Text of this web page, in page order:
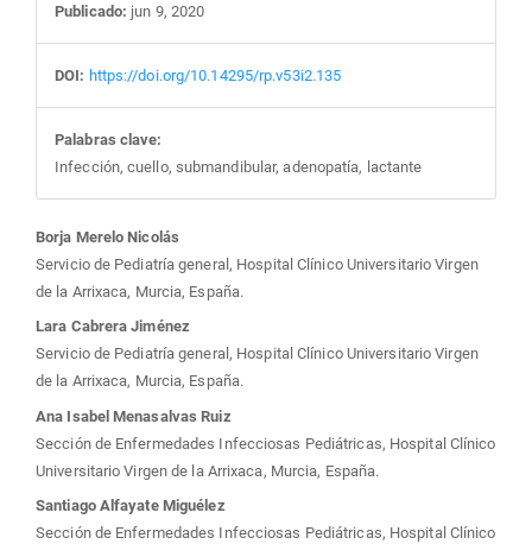
Publicado: jun 9, 2020
DOI: https://doi.org/10.14295/rp.v53i2.135
Palabras clave:
Infección, cuello, submandibular, adenopatía, lactante
Contenido
principal
del
artículo
Borja Merelo Nicolás
Servicio de Pediatría general, Hospital Clínico Universitario Virgen
de la Arrixaca, Murcia, España.
Lara Cabrera Jiménez
Servicio de Pediatría general, Hospital Clínico Universitario Virgen
de la Arrixaca, Murcia, España.
Ana Isabel Menasalvas Ruiz
Sección de Enfermedades Infecciosas Pediátricas, Hospital Clínico
Universitario Virgen de la Arrixaca, Murcia, España.
Santiago Alfayate Miguélez
Sección de Enfermedades Infecciosas Pediátricas, Hospital Clínico